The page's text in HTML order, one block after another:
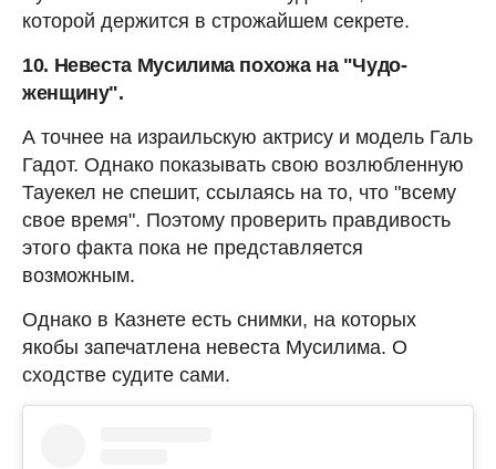
которой держится в строжайшем секрете.
10. Невеста Мусилима похожа на "Чудо-
женщину".
А точнее на израильскую актрису и модель Галь
Гадот. Однако показывать свою возлюбленную
Тауекел не спешит, ссылаясь на то, что "всему
свое время". Поэтому проверить правдивость
этого факта пока не представляется
возможным.
Однако в Казнете есть снимки, на которых
якобы запечатлена невеста Мусилима. О
сходстве судите сами.